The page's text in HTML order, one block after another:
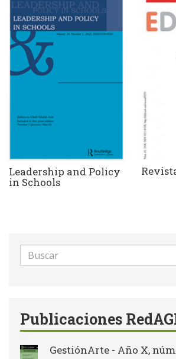
Leadership and Policy
in Schools
Formulario
de
Publicaciones
GestiónArte - Año X,